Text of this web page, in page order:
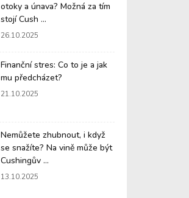
otoky a únava? Možná za tím
stojí Cush ...
26.10.2025
Finanční stres: Co to je a jak
mu předcházet?
21.10.2025
Nemůžete zhubnout, i když
se snažíte? Na vině může být
Cushingův ...
13.10.2025